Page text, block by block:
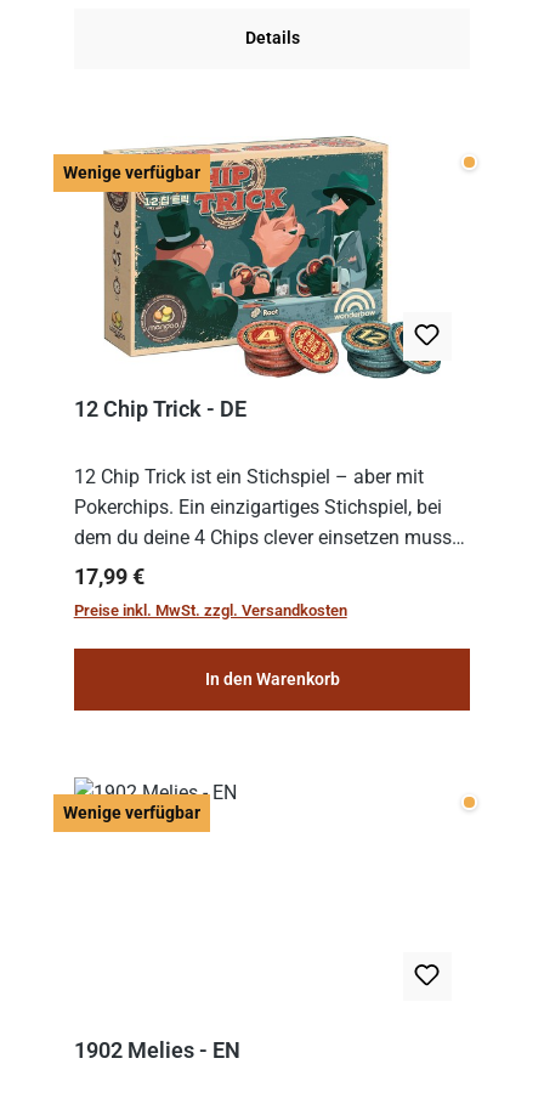
Details
Wenige verfügbar Wenige
12 Chip Trick - DE
12 Chip Trick ist ein Stichspiel – aber mit
Pokerchips. Ein einzigartiges Stichspiel, bei
dem du deine 4 Chips clever einsetzen musst.
Wer die Chips mit dem höchsten Gesamtwert
hat, gewinnt die Runde. Aber Vorsicht: D...
Regulärer Preis:
17,99 €
Preise inkl. MwSt. zzgl. Versandkosten
In den Warenkorb
Wenige verfügbar Wenige
1902 Melies - EN